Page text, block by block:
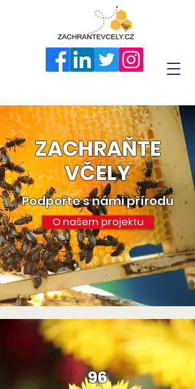
ZACHRAŇTE
​VČELY
Podpořte s námi přírodu
O našem projektu
96